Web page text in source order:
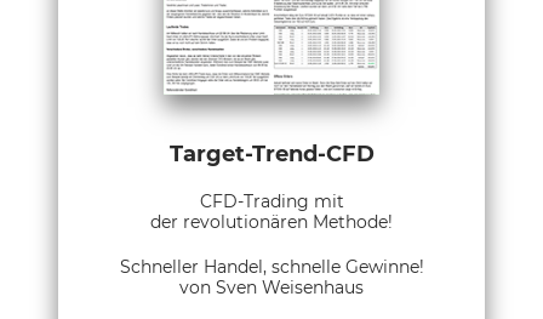
Target-Trend-CFD
CFD-Trading mit
der revolutionären Methode!
Schneller Handel, schnelle Gewinne!
von Sven Weisenhaus